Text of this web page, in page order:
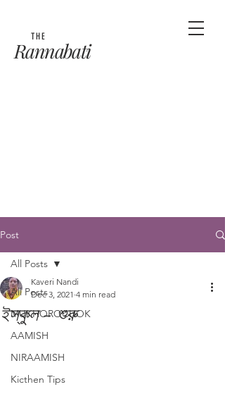
THE
Rannabati
Post
All Posts
MUKHOROCHOK
AAMISH
NIRAAMISH
Kicthen Tips
All Posts
ইস্কুল - শুরু
Kaveri Nandi
Dec 3, 2021 4 min read